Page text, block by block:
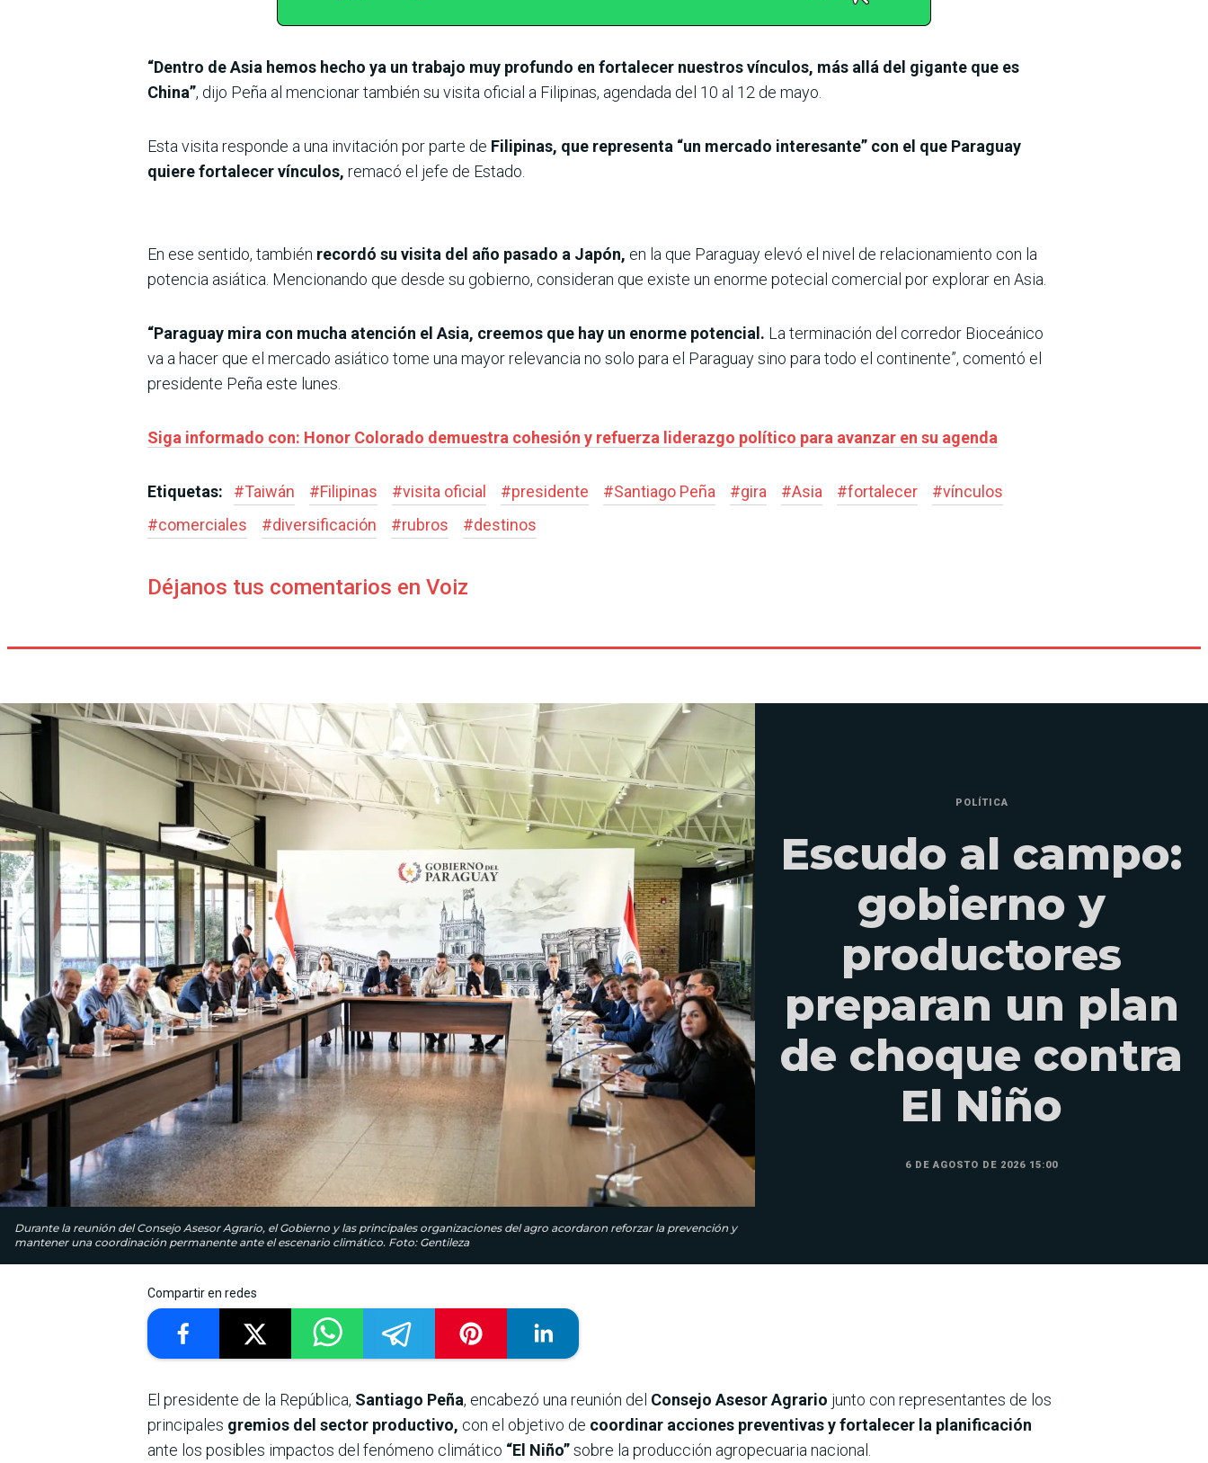
“Dentro de Asia hemos hecho ya un trabajo muy profundo en fortalecer nuestros vínculos, más allá del gigante que es
China”, dijo Peña al mencionar también su visita oficial a Filipinas, agendada del 10 al 12 de mayo.
Esta visita responde a una invitación por parte de Filipinas, que representa “un mercado interesante” con el que Paraguay
quiere fortalecer vínculos, remacó el jefe de Estado.
En ese sentido, también recordó su visita del año pasado a Japón, en la que Paraguay elevó el nivel de relacionamiento con la
potencia asiática. Mencionando que desde su gobierno, consideran que existe un enorme potecial comercial por explorar en Asia.
“Paraguay mira con mucha atención el Asia, creemos que hay un enorme potencial. La terminación del corredor Bioceánico
va a hacer que el mercado asiático tome una mayor relevancia no solo para el Paraguay sino para todo el continente”, comentó el
presidente Peña este lunes.
Siga informado con: Honor Colorado demuestra cohesión y refuerza liderazgo político para avanzar en su agenda
Etiquetas: #Taiwán #Filipinas #visita oficial #presidente #Santiago Peña #gira #Asia #fortalecer #vínculos
#comerciales #diversificación #rubros #destinos
Déjanos tus comentarios en Voiz
Durante la reunión del Consejo Asesor Agrario, el Gobierno y las principales organizaciones del agro acordaron reforzar la prevención y
mantener una coordinación permanente ante el escenario climático. Foto: Gentileza
POLÍTICA
Escudo al campo:
gobierno y
productores
preparan un plan
de choque contra
El Niño
6 DE AGOSTO DE 2026 15:00
Compartir en redes
El presidente de la República, Santiago Peña, encabezó una reunión del Consejo Asesor Agrario junto con representantes de los
principales gremios del sector productivo, con el objetivo de coordinar acciones preventivas y fortalecer la planificación
ante los posibles impactos del fenómeno climático “El Niño”sobre la producción agropecuaria nacional.